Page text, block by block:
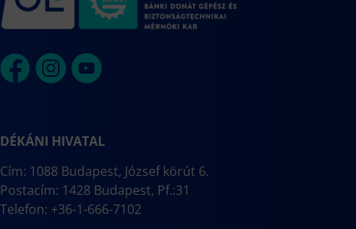
DÉKÁNI HIVATAL
Cím: 1088 Budapest, József körút 6.
Postacím: 1428 Budapest, Pf.:31
Telefon: +36-1-666-7102